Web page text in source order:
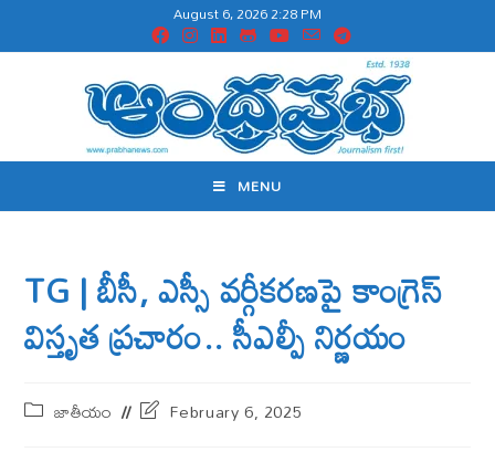
August 6, 2026 2:28 PM
MENU
TG | బీసీ, ఎస్సీ వర్గీకరణపై కాంగ్రెస్
విస్తృత ప్ర‌చారం.. సీఎల్పీ నిర్ణయం
జాతీయం February 6, 2025